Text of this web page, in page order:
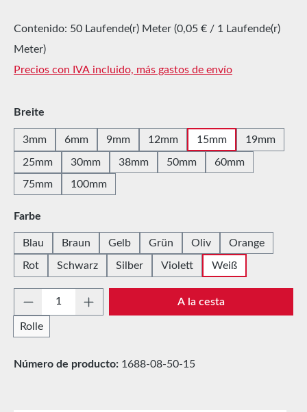
Contenido: 50 Laufende(r) Meter (0,05 € / 1 Laufende(r)
Meter)
Precios con IVA incluido, más gastos de envío
Seleccione
Breite
3mm 6mm 9mm 12mm 15mm 19mm
25mm 30mm 38mm 50mm
60mm
75mm
100mm
Seleccione
Farbe
Blau Braun Gelb Grün Oliv Orange
Rot Schwarz Silber Violett Weiß
Cantidad del producto: introduce la
Rolle
A la cesta
Número de producto: 1688-08-50-15